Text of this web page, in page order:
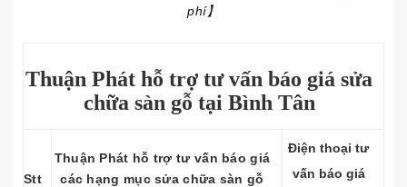
phí】
Thuận Phát hỗ trợ tư vấn báo giá sửa
chữa sàn gỗ tại Bình Tân
Stt
Thuận Phát hỗ trợ tư vấn báo giá
các hạng mục sửa chữa sàn gỗ
Điện thoại tư
vấn báo giá